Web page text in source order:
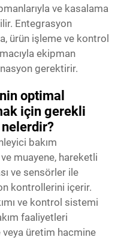
ve kasalama
Entegrasyon
ürün işleme ve kontrol
ekipman
gerektirir.
optimal
için gerekli
bakım
muayene, hareketli
ve sensörler ile
kontrollerini içerir.
ve kontrol sistemi
faaliyetleri
üretim hacmine